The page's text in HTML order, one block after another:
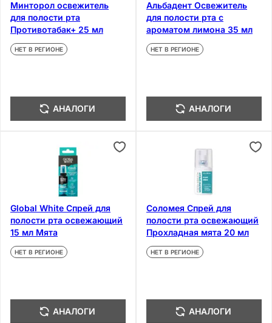
Минторол освежитель
для полости рта
Противотабак+ 25 мл
НЕТ В РЕГИОНЕ
АНАЛОГИ
Альбадент Освежитель
для полости рта с
ароматом лимона 35 мл
НЕТ В РЕГИОНЕ
АНАЛОГИ
Global White Спрей для
полости рта освежающий
15 мл Мята
НЕТ В РЕГИОНЕ
АНАЛОГИ
Соломея Спрей для
полости рта освежающий
Прохладная мята 20 мл
НЕТ В РЕГИОНЕ
АНАЛОГИ